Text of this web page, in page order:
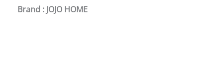
Brand : JOJO HOME